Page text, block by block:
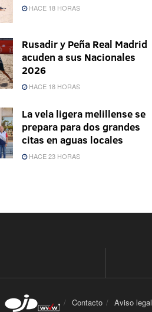
HACE 18 HORAS
Rusadir y Peña Real Madrid
acuden a sus Nacionales
2026
HACE 18 HORAS
La vela ligera melillense se
prepara para dos grandes
citas en aguas locales
HACE 23 HORAS
Contacto Aviso legal